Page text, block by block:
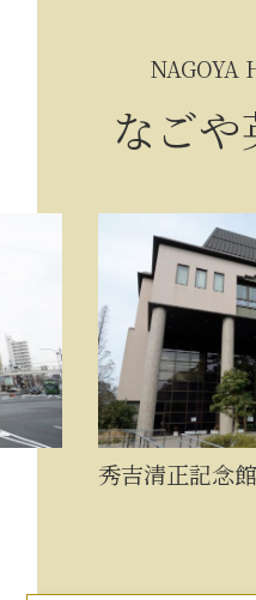
NAGOYA
なご
秀吉清正記念館